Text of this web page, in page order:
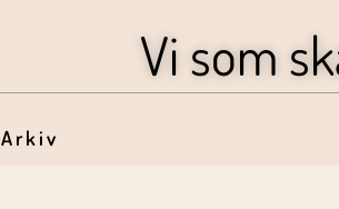
Vi som
Arkiv